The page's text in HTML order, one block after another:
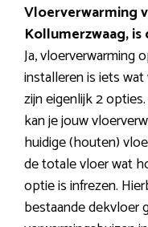
Vloerverwarming
Kollumerzwaag, is
Ja, vloerverwarming
installeren is iets
zijn eigenlijk 2
kan je jouw
huidige (houten)
de totale vloer wat
optie is infrezen.
bestaande dekvloer